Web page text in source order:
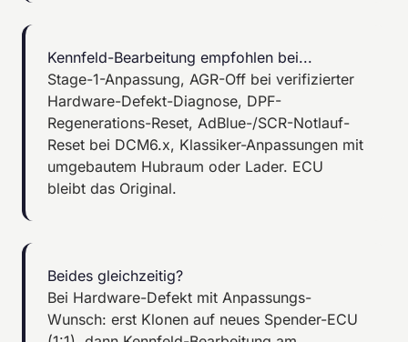
Kennfeld-Bearbeitung empfohlen bei...
Stage-1-Anpassung, AGR-Off bei verifizierter
Hardware-Defekt-Diagnose, DPF-
Regenerations-Reset, AdBlue-/SCR-Notlauf-
Reset bei DCM6.x, Klassiker-Anpassungen mit
umgebautem Hubraum oder Lader. ECU
bleibt das Original.
Beides gleichzeitig?
Bei Hardware-Defekt mit Anpassungs-
Wunsch: erst Klonen auf neues Spender-ECU